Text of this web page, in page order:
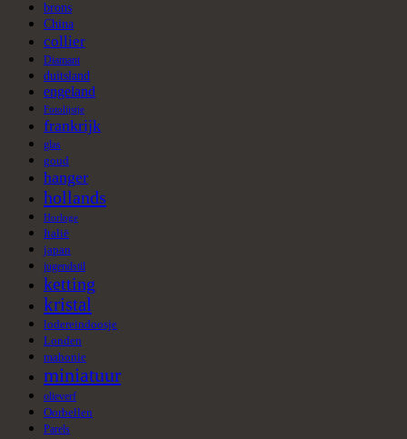
brons
China
collier
Diamant
duitsland
engeland
Fotolijstje
frankrijk
glas
goud
hanger
hollands
Horloge
Italië
japan
jugendstil
ketting
kristal
lodereindoosje
Londen
mahonie
miniatuur
olieverf
Oorbellen
Parels